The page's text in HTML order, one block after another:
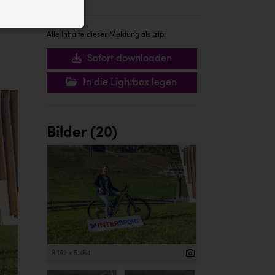
Alle Inhalte dieser Meldung als .zip:
Sofort downloaden
In die Lightbox legen
Bilder (20)
8 192 x 5 464
Website